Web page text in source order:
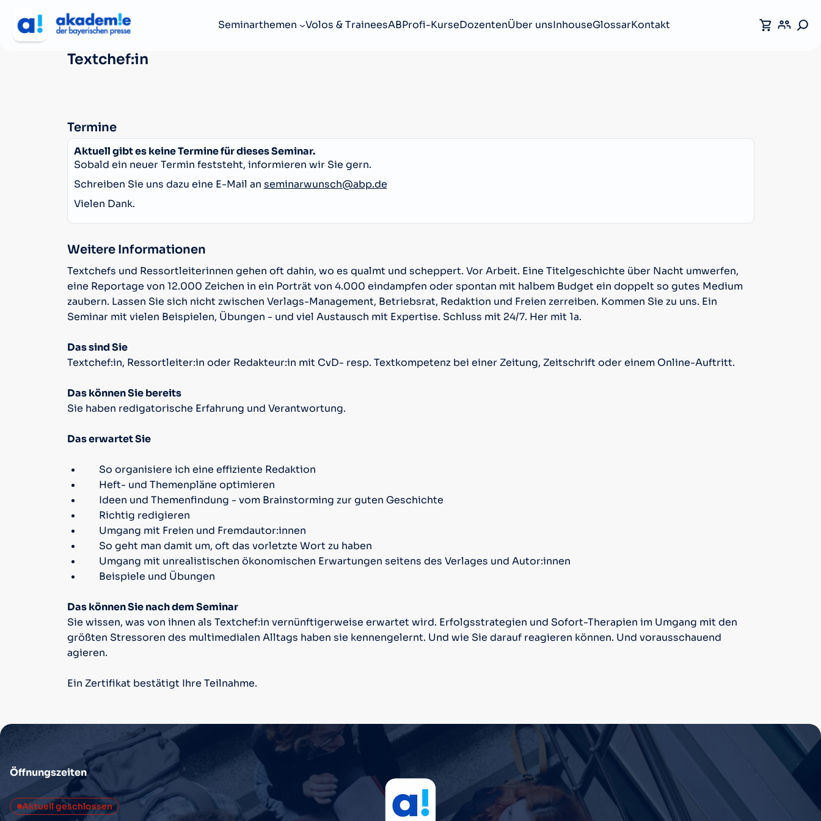
Seminarthemen Volos & TraineesABProfi-KurseDozentenÜber unsInhouseGlossarKontakt
Textchef:in
Termine
Aktuell gibt es keine Termine für dieses Seminar.
Sobald ein neuer Termin feststeht, informieren wir Sie gern.
Schreiben Sie uns dazu eine E-Mail an seminarwunsch@abp.de
Vielen Dank.
Weitere Informationen
Textchefs und Ressortleiterinnen gehen oft dahin, wo es qualmt und scheppert. Vor Arbeit. Eine Titelgeschichte über Nacht umwerfen,
eine Reportage von 12.000 Zeichen in ein Porträt von 4.000 eindampfen oder spontan mit halbem Budget ein doppelt so gutes Medium
zaubern. Lassen Sie sich nicht zwischen Verlags-Management, Betriebsrat, Redaktion und Freien zerreiben. Kommen Sie zu uns. Ein
Seminar mit vielen Beispielen, Übungen - und viel Austausch mit Expertise. Schluss mit 24/7. Her mit 1a.
Das sind Sie
Textchef:in, Ressortleiter:in oder Redakteur:in mit CvD- resp. Textkompetenz bei einer Zeitung, Zeitschrift oder einem Online-Auftritt.
Das können Sie bereits
Sie haben redigatorische Erfahrung und Verantwortung.
Das erwartet Sie
So organisiere ich eine effiziente Redaktion
Heft- und Themenpläne optimieren
Ideen und Themenfindung - vom Brainstorming zur guten Geschichte
Richtig redigieren
Umgang mit Freien und Fremdautor:innen
So geht man damit um, oft das vorletzte Wort zu haben
Umgang mit unrealistischen ökonomischen Erwartungen seitens des Verlages und Autor:innen
Beispiele und Übungen
Das können Sie nach dem Seminar
Sie wissen, was von ihnen als Textchef:in vernünftigerweise erwartet wird. Erfolgsstrategien und Sofort-Therapien im Umgang mit den
größten Stressoren des multimedialen Alltags haben sie kennengelernt. Und wie Sie darauf reagieren können. Und vorausschauend
agieren.
Ein Zertifikat bestätigt Ihre Teilnahme.
Öffnungszeiten
Aktuell geschlossen